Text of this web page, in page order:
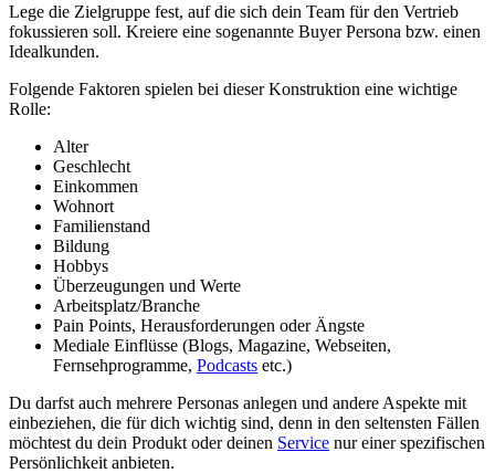
Lege die Zielgruppe fest, auf die sich dein Team für den Vertrieb
fokussieren soll. Kreiere eine sogenannte Buyer Persona bzw. einen
Idealkunden.
Folgende Faktoren spielen bei dieser Konstruktion eine wichtige
Rolle:
Alter
Geschlecht
Einkommen
Wohnort
Familienstand
Bildung
Hobbys
Überzeugungen und Werte
Arbeitsplatz/Branche
Pain Points, Herausforderungen oder Ängste
Mediale Einflüsse (Blogs, Magazine, Webseiten,
Fernsehprogramme, Podcasts etc.)
Du darfst auch mehrere Personas anlegen und andere Aspekte mit
einbeziehen, die für dich wichtig sind, denn in den seltensten Fällen
möchtest du dein Produkt oder deinen Service nur einer spezifischen
Persönlichkeit anbieten.